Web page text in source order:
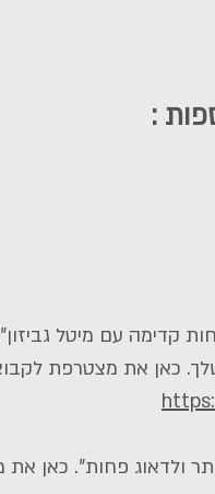
:
קדימה עם מיטל
כאן את מצטרפת
ולדאוג פחות". כאן את